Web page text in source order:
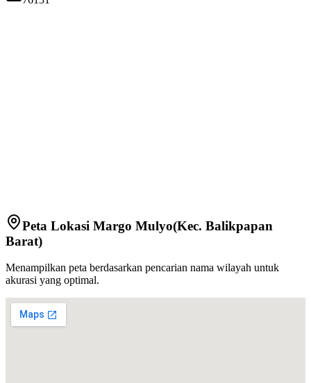
Peta Lokasi Margo Mulyo(Kec. Balikpapan
Barat)
Menampilkan peta berdasarkan pencarian nama wilayah untuk
akurasi yang optimal.